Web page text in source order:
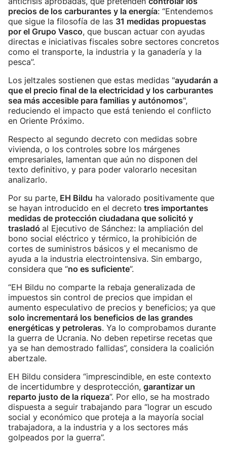
precios de los carburantes y la energía: “Entendemos
que sigue la filosofía de las 31 medidas propuestas
por el Grupo Vasco, que buscan actuar con ayudas
directas e iniciativas fiscales sobre sectores concretos
como el transporte, la industria y la ganadería y la
pesca”.
Los jeltzales sostienen que estas medidas "ayudarán a
que el precio final de la electricidad y los carburantes
sea más accesible para familias y autónomos",
reduciendo el impacto que está teniendo el conflicto
en Oriente Próximo.
Respecto al segundo decreto con medidas sobre
vivienda, o los controles sobre los márgenes
empresariales, lamentan que aún no disponen del
texto definitivo, y para poder valorarlo necesitan
analizarlo.
Por su parte, EH Bildu ha valorado positivamente que
se hayan introducido en el decreto tres importantes
medidas de protección ciudadana que solicitó y
trasladó al Ejecutivo de Sánchez: la ampliación del
bono social eléctrico y térmico, la prohibición de
cortes de suministros básicos y el mecanismo de
ayuda a la industria electrointensiva. Sin embargo,
considera que “no es suficiente”.
“EH Bildu no comparte la rebaja generalizada de
impuestos sin control de precios que impidan el
aumento especulativo de precios y beneficios; ya que
solo incrementará los beneficios de las grandes
energéticas y petroleras. Ya lo comprobamos durante
la guerra de Ucrania. No deben repetirse recetas que
ya se han demostrado fallidas”, considera la coalición
abertzale.
EH Bildu considera “imprescindible, en este contexto
de incertidumbre y desprotección, garantizar un
reparto justo de la riqueza”. Por ello, se ha mostrado
dispuesta a seguir trabajando para “lograr un escudo
social y económico que proteja a la mayoría social
trabajadora, a la industria y a los sectores más
golpeados por la guerra”.